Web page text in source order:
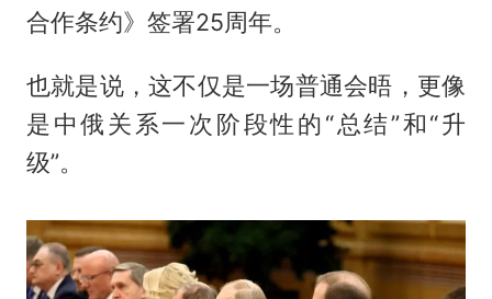
合作条约》签署25周年。
也就是说，这不仅是一场普通会晤，更像
是中俄关系一次阶段性的“总结”和“升
级”。